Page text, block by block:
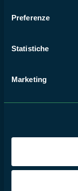
Preferenze
Statistiche
Marketing